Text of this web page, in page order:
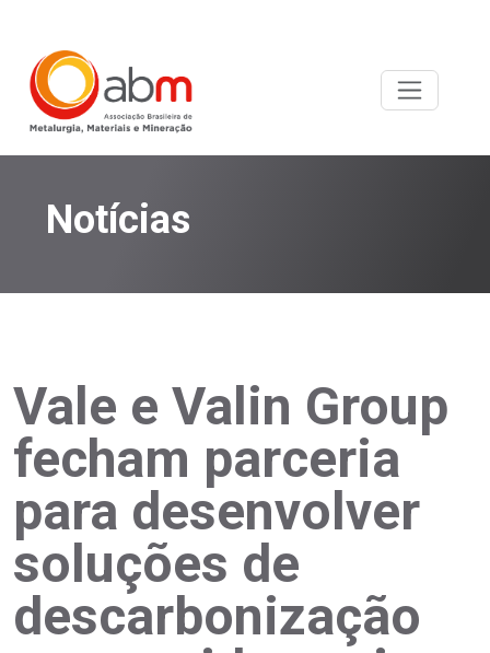
Notícias
Vale e Valin Group
fecham parceria
para desenvolver
soluções de
descarbonização